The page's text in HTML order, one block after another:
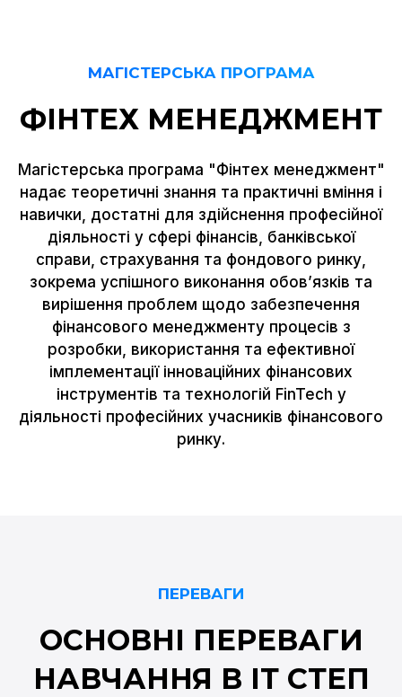
МАГІСТЕРСЬКА ПРОГРАМА
ФІНТЕХ МЕНЕДЖМЕНТ
Магістерська програма "Фінтех менеджмент"
надає теоретичні знання та практичні вміння і
навички, достатні для здійснення професійної
діяльності у сфері фінансів, банківської
справи, страхування та фондового ринку,
зокрема успішного виконання обов’язків та
вирішення проблем щодо забезпечення
фінансового менеджменту процесів з
розробки, використання та ефективної
імплементації інноваційних фінансових
інструментів та технологій FinTech у
діяльності професійних учасників фінансового
ринку.
ПЕРЕВАГИ
ОСНОВНІ ПЕРЕВАГИ
НАВЧАННЯ В ІТ СТЕП